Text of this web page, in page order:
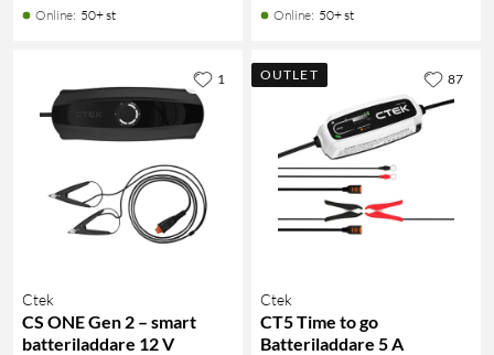
Online: 50+ st Online: 50+ st
Ctek
CS ONE Gen 2 – smart
batteriladdare 12 V
1 OUTLET
Ctek
CT5 Time to go
Batteriladdare 5 A
87